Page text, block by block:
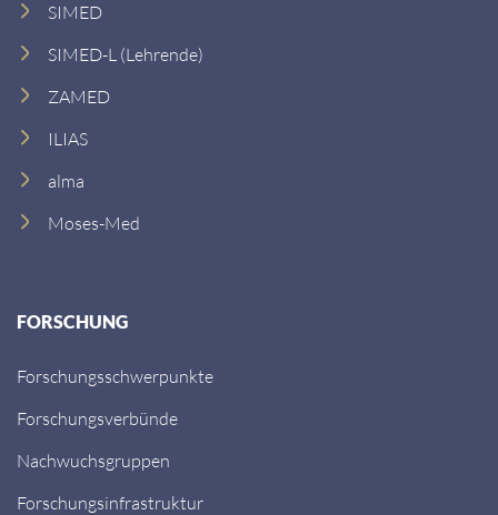
SIMED
SIMED-L (Lehrende)
ZAMED
ILIAS
alma
Moses-Med
FORSCHUNG
Forschungsschwerpunkte
Forschungsverbünde
Nachwuchsgruppen
Forschungsinfrastruktur